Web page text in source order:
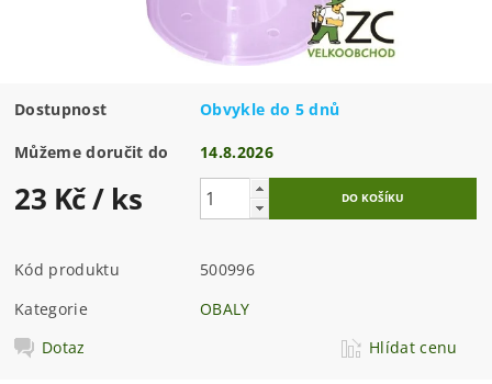
Dostupnost Obvykle do 5 dnů
Můžeme doručit do 14.8.2026
23 Kč/ ks
Kód produktu
500996
Kategorie
OBALY
Dotaz
Hlídat cenu